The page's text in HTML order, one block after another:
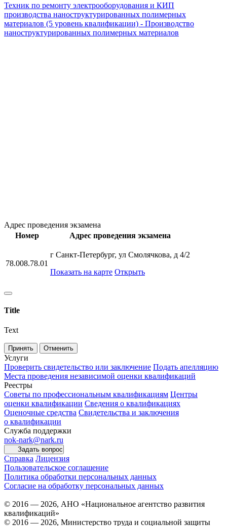
Техник по ремонту электрооборудования и КИП
производства наноструктурированных полимерных
материалов (5 уровень квалификации) - Производство
наноструктурированных полимерных материалов
Адрес проведения экзамена
Номер
Адрес проведения экзамена
78.008.78.01
г Санкт-Петербург, ул Смолячкова, д 4/2
Показать на карте Открыть
Title
Text
Принять Отменить
Услуги
Проверить свидетельство или заключение Подать апелляцию
Места проведения независимой оценки квалификаций
Реестры
Советы по профессиональным квалификациям Центры
оценки квалификации Сведения о квалификациях
Оценочные средства Свидетельства и заключения
о квалификации
Служба поддержки
nok-nark@nark.ru
Задать вопрос
Справка Лицензия
Пользовательское соглашение
Политика обработки персональных данных
Согласие на обработку персональных данных
© 2016 — 2026, АНО «Национальное агентство развития
квалификаций»
© 2016 — 2026, Министерство труда и социальной защиты